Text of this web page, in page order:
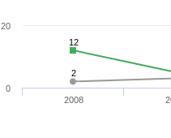
2
12
2008
0
20